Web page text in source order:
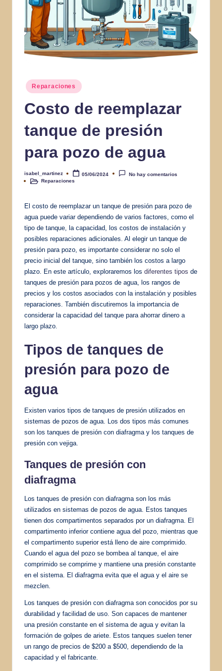
Publicado
en
Reparaciones
Costo de reemplazar
tanque de presión
para pozo de agua
Publicado
por
isabel_martinez 05/06/2024
No hay comentarios
PublicadoReparaciones
El costo de reemplazar un tanque de presión para pozo de
agua puede variar dependiendo de varios factores, como el
tipo de tanque, la capacidad, los costos de instalación y
posibles reparaciones adicionales. Al elegir un tanque de
presión para pozo, es importante considerar no solo el
precio inicial del tanque, sino también los costos a largo
plazo. En este artículo, exploraremos los diferentes tipos de
tanques de presión para pozos de agua, los rangos de
precios y los costos asociados con la instalación y posibles
reparaciones. También discutiremos la importancia de
considerar la capacidad del tanque para ahorrar dinero a
largo plazo.
Tipos de tanques de
presión para pozo de
agua
Existen varios tipos de tanques de presión utilizados en
sistemas de pozos de agua. Los dos tipos más comunes
son los tanques de presión con diafragma y los tanques de
presión con vejiga.
Tanques de presión con
diafragma
Los tanques de presión con diafragma son los más
utilizados en sistemas de pozos de agua. Estos tanques
tienen dos compartimentos separados por un diafragma. El
compartimento inferior contiene agua del pozo, mientras que
el compartimento superior está lleno de aire comprimido.
Cuando el agua del pozo se bombea al tanque, el aire
comprimido se comprime y mantiene una presión constante
en el sistema. El diafragma evita que el agua y el aire se
mezclen.
Los tanques de presión con diafragma son conocidos por su
durabilidad y facilidad de uso. Son capaces de mantener
una presión constante en el sistema de agua y evitan la
formación de golpes de ariete. Estos tanques suelen tener
un rango de precios de $200 a $500, dependiendo de la
capacidad y el fabricante.